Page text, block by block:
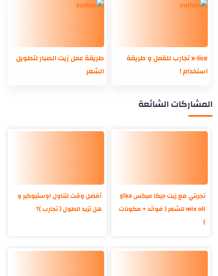
x-lice تجارب للقمل و طريقة
استخدام !
طريقة عمل زيت الصبار لتطويل
الشعر
المشاركات الشائعة
تجربتي مع زيت جيكا ميكس gika
mix oil للشعر ( فوائد + مكونات
)
أفضل وقت لتناول اوستيوكير و
هل تزيد الطول ( تجارب )؟